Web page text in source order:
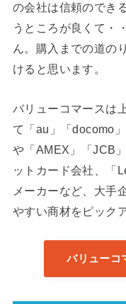
の会社は信頼のでき
うところが良くて・
ん。購入までの道の
けると思います。
バリューコマースは
て「au」「docomo
や「AMEX」「JCB
ットカード会社、「
メーカーなど、大手
やすい商材をピック
バリューコ